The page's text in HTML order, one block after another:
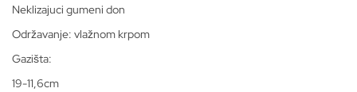
Neklizajuci gumeni don
Održavanje: vlažnom krpom
Gazišta:
19-11,6cm